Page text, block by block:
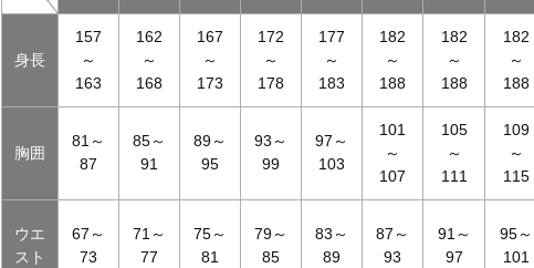
身長
157
～
163
162
～
168
167
～
173
172
～
178
177
～
183
182
～
188
182
～
188
182
～
188
胸囲
81～
87
85～
91
89～
95
93～
99
97～
103
101
～
107
105
～
111
109
～
115
ウエ
スト
67～
73
71～
77
75～
81
79～
85
83～
89
87～
93
91～
97
95～
101